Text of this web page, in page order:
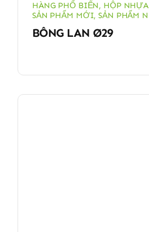
HÀNG PHỔ BIẾN, HỘP
SẢN PHẨM MỚI,SẢN PHẨM
BÔNG LAN Ø29